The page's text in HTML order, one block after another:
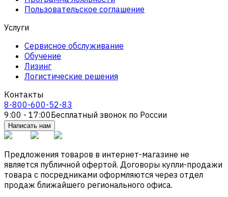
Пользовательское соглашение
Услуги
Сервисное обслуживание
Обучение
Лизинг
Логистические решения
Контакты
8-800-600-52-83
9:00 - 17:00Бесплатный звонок по России
Написать нам
Предложения товаров в интернет-магазине не
является публичной офертой. Договоры купли-продажи
товара с посредниками оформляются через отдел
продаж ближайшего регионального офиса.